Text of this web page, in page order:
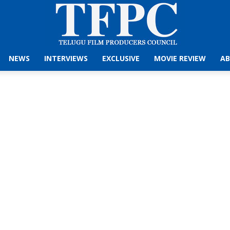
NEWS INTERVIEWS EXCLUSIVE MOVIE REVIEW